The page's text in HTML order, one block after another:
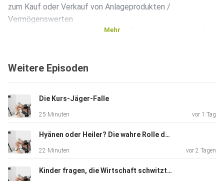
zum Kauf oder Verkauf von Anlageprodukten /
Vermögenswerten
entscheidet, tut diese aus eigener Entscheidung und auf
haften, wenn
Anlageentscheidungen
treffen und dadurch Verluste erleiden.
Mehr
Weitere Episoden
Die Kurs-Jäger-Falle
25 Minuten vor 1 Tag
Hyänen oder Heiler? Die wahre Rolle der Hedgefonds
22 Minuten vor 2 Tagen
Kinder fragen, die Wirtschaft schwitzt: „The Big Short“ im Realitätscheck